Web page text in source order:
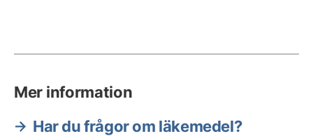
Mer information
Har du frågor om läkemedel?